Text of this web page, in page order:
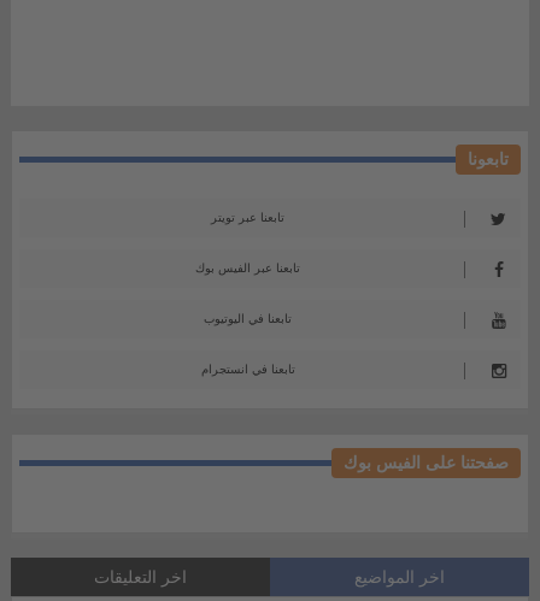
تابعونا
تابعنا عبر تويتر
تابعنا عبر الفيس بوك
تابعنا في اليوتيوب
تابعنا في انستجرام
صفحتنا على الفيس بوك
اخر المواضيع اخر التعليقات